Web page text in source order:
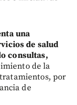
una
de salud
consultas,
de la
por
de